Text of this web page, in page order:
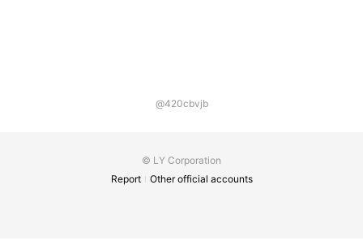
@420cbvjb
© LY Corporation
Report
Other official accounts